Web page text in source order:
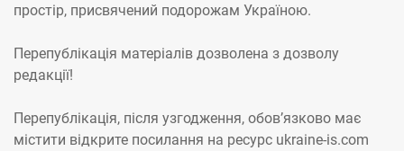
простір, присвячений подорожам Україною.
Перепублікація матеріалів дозволена з дозволу
редакції!
Перепублікація, після узгодження, обов’язково має
містити відкрите посилання на ресурс ukraine-is.com